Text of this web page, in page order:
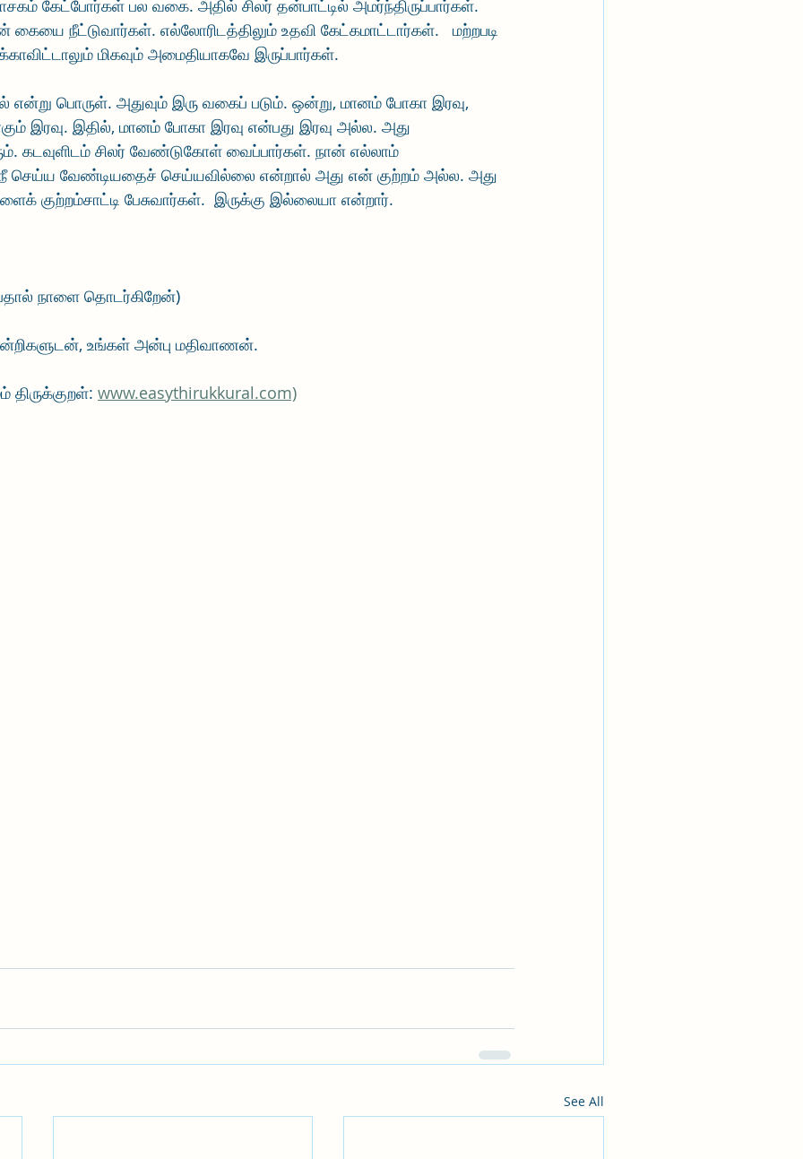
கேட்போர்கள் பல வகை. அதில் சிலர் தன்பாட்டில் அமர்ந்திருப்பார்கள்.
கையை நீட்டுவார்கள். எல்லோரிடத்திலும் உதவி கேட்கமாட்டார்கள்.   மற்றபடி
மிகவும் அமைதியாகவே இருப்பார்கள்.
என்று பொருள். அதுவும் இரு வகைப் படும். ஒன்று, மானம் போகா இரவு,
இரவு. இதில், மானம் போகா இரவு என்பது இரவு அல்ல. அது
கடவுளிடம் சிலர் வேண்டுகோள் வைப்பார்கள். நான் எல்லாம்
செய்ய வேண்டியதைச் செய்யவில்லை என்றால் அது என் குற்றம் அல்ல. அது
குற்றம்சாட்டி பேசுவார்கள்.  இருக்கு இல்லையா என்றார்.
நாளை தொடர்கிறேன்)
உங்கள் அன்பு மதிவாணன்.
www.easythirukkural.com)
See All